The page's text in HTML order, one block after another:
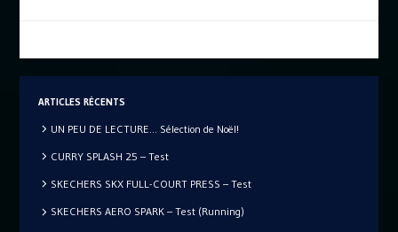
ARTICLES RÉCENTS
UN PEU DE LECTURE… Sélection de Noël!
CURRY SPLASH 25 – Test
SKECHERS SKX FULL-COURT PRESS – Test
SKECHERS AERO SPARK – Test (Running)